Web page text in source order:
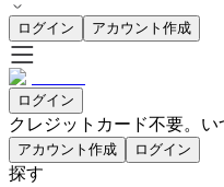
ログイン アカウント作成
ログイン
クレジットカード不要。い
アカウント作成 ログイン
探す